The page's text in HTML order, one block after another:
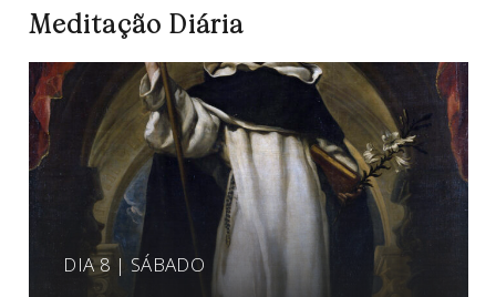
Meditação Diária
DIA 8 | SÁBADO